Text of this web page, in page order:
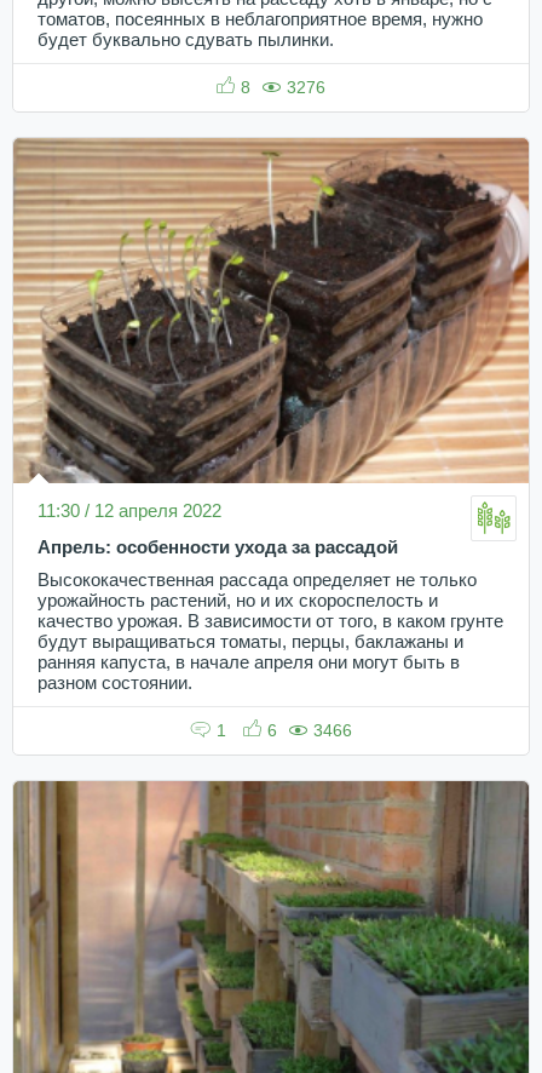
томатов, посеянных в неблагоприятное время, нужно
будет буквально сдувать пылинки.
8 3276
11:30 / 12 апреля 2022
Апрель: особенности ухода за рассадой
Высококачественная рассада определяет не только
урожайность растений, но и их скороспелость и
качество урожая. В зависимости от того, в каком грунте
будут выращиваться томаты, перцы, баклажаны и
ранняя капуста, в начале апреля они могут быть в
разном состоянии.
1 6 3466